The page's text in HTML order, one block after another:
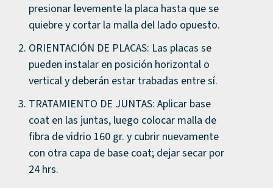
presionar levemente la placa hasta que se
quiebre y cortar la malla del lado opuesto.
ORIENTACIÓN DE PLACAS: Las placas se
pueden instalar en posición horizontal o
vertical y deberán estar trabadas entre sí.
TRATAMIENTO DE JUNTAS: Aplicar base
coat en las juntas, luego colocar malla de
fibra de vidrio 160 gr. y cubrir nuevamente
con otra capa de base coat; dejar secar por
24 hrs.